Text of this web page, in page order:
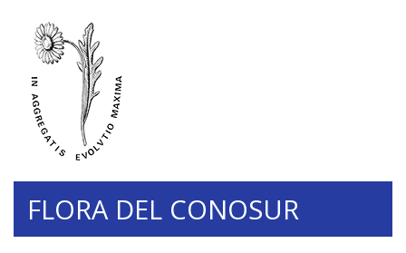
FLORA DEL CONOSUR